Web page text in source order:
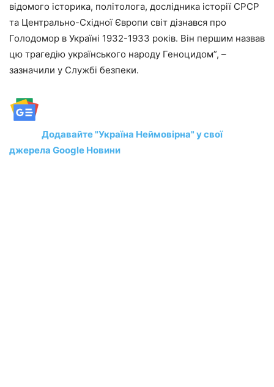
відомого історика, політолога, дослідника історії СРСР
та Центрально-Східної Європи світ дізнався про
Голодомор в Україні 1932-1933 років. Він першим назвав
цю трагедію українського народу Геноцидом”, –
зазначили у Службі безпеки.
Додавайте "Україна Неймовірна" у свої
джерела Google Новини